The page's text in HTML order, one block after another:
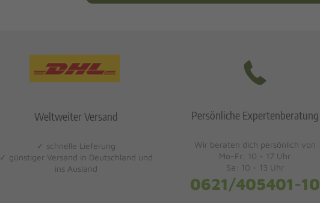
Weltweiter Versand
✓ schnelle Lieferung
✓ günstiger Versand in Deutschland und
ins Ausland
Persönliche Expertenberatung
Wir beraten dich persönlich von
Mo-Fr: 10 - 17 Uhr
Sa: 10 - 13 Uhr
0621/405401-10